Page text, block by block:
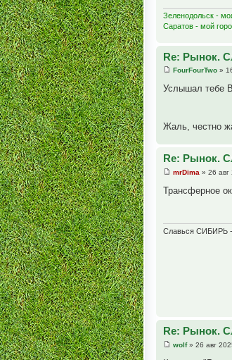
Зеленодольск -
Саратов - мой
Re: Рынок.
FourFourTwo »
Услышал тебе
Жаль, честно
Re: Рынок.
mrDima » 26 авг
Трансферное
Славься СИБИРЬ -
Re: Рынок.
wolf» 26 авг